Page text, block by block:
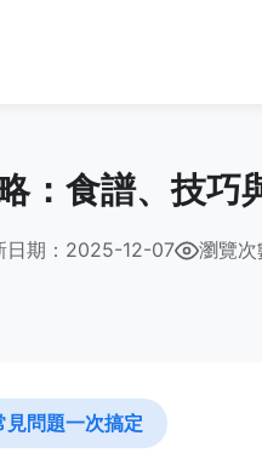
：食譜、技巧
期： 2025-12-07 瀏覽
問題一次搞定